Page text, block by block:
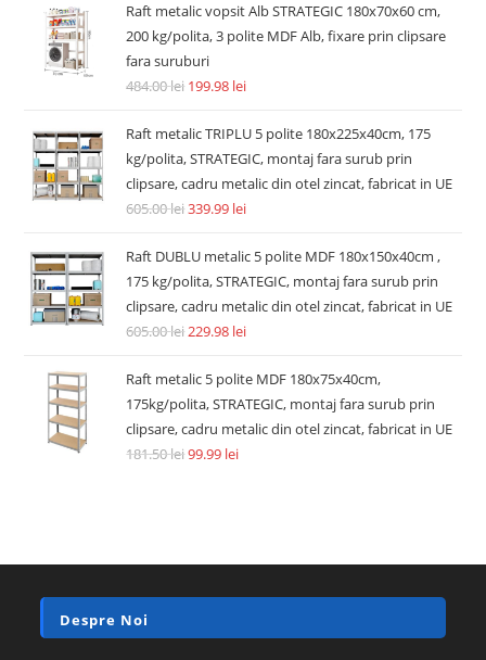
Raft metalic vopsit Alb STRATEGIC 180x70x60 cm,
200 kg/polita, 3 polite MDF Alb, fixare prin clipsare
fara suruburi
484.00lei 199.98 lei
Raft metalic TRIPLU 5 polite 180x225x40cm, 175
kg/polita, STRATEGIC, montaj fara surub prin
clipsare, cadru metalic din otel zincat, fabricat in UE
605.00lei339.99 lei
Raft DUBLU metalic 5 polite MDF 180x150x40cm ,
175 kg/polita, STRATEGIC, montaj fara surub prin
clipsare, cadru metalic din otel zincat, fabricat in UE
605.00lei229.98 lei
Raft metalic 5 polite MDF 180x75x40cm,
175kg/polita, STRATEGIC, montaj fara surub prin
clipsare, cadru metalic din otel zincat, fabricat in UE
181.50lei99.99 lei
Despre Noi